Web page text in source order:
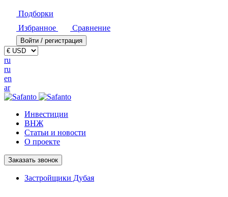
Подборки
Избранное
Сравнение
Войти / регистрация
ru
ru
en
ar
Инвестиции
ВНЖ
Статьи и новости
О проекте
Заказать звонок
Застройщики Дубая